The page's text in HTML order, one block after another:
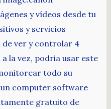
y vídeos desde tu
y servicios
de ver y controlar 4
la vez, podria usar este
todo su
un computer software
gratuito de